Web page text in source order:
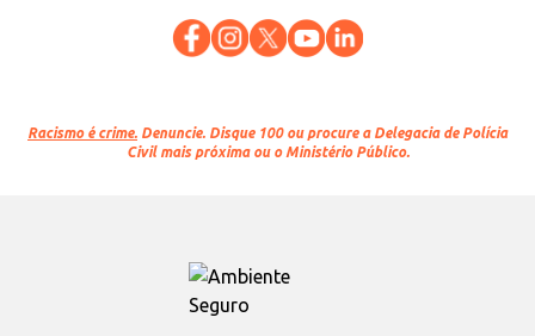
Racismo é crime. Denuncie. Disque 100 ou procure a Delegacia de Polícia
Civil mais próxima ou o Ministério Público.